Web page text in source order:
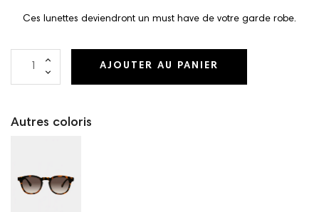
Ces lunettes deviendront un must have de votre garde robe.
AJOUTER AU PANIER
Autres coloris